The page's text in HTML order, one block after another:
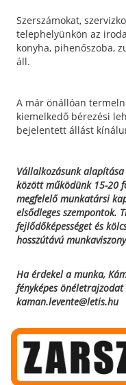
Szerszámokat,
telephelyünkön az
konyha, pihenőszoba,
áll.
A már önállóan
kiemelkedő bérezési
bejelentett állást
Vállalkozásunk
között működünk 15-20
megfelelő munkatársi
elsődleges szempontok.
fejlődőképességet és
hosszútávú
Ha érdekel a munka,
fényképes önéletrajzodat
kaman.levente@letis.hu